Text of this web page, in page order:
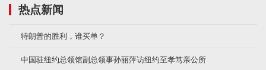
热点新闻
特朗普的胜利，谁买单？
中国驻纽约总领馆副总领事孙丽萍访纽约至孝笃亲公所